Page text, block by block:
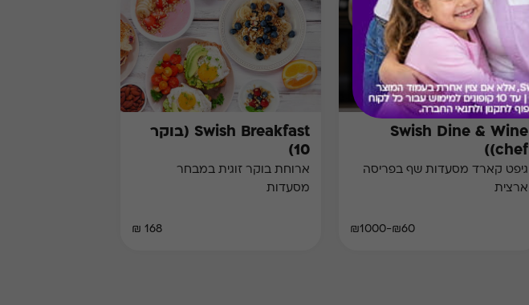
Swish Dine & Wine
(chef)
גיפט קארד מסעדות שף בפריסה
ארצית
₪60-₪1000
Swish Breakfast (בוקר
10)
ארוחת בוקר זוגית במבחר
מסעדות
168 ₪